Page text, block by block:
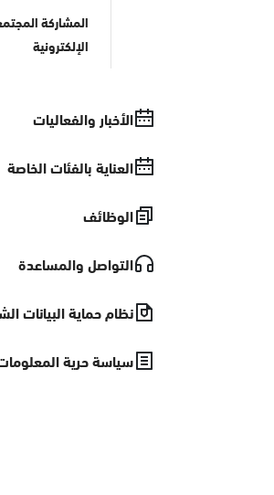
المشاركة
الإلكترونية
الأخبار والفعاليات
العناية بالفئات الخاصة
الوظائف
التواصل والمساعدة
نظام حماية البيانات
سياسة حرية